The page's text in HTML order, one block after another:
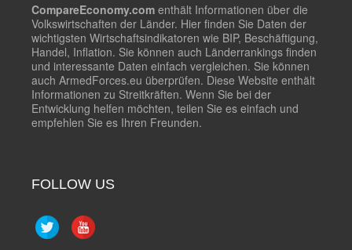
CompareEconomy.com enthält Informationen über die
Volkswirtschaften der Länder. Hier finden Sie Daten der
wichtigsten Wirtschaftsindikatoren wie BIP, Beschäftigung,
Handel, Inflation. Sie können auch Länderrankings finden
und interessante Daten einfach vergleichen. Sie können
auch ArmedForces.eu überprüfen. Diese Website enthält
Informationen zu Streitkräften. Wenn Sie bei der
Entwicklung helfen möchten, teilen Sie es einfach und
empfehlen Sie es Ihren Freunden.
FOLLOW US